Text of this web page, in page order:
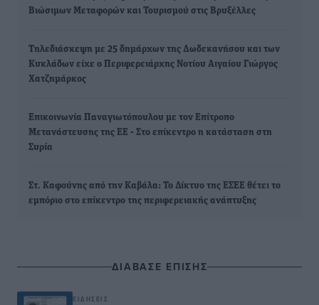
Βιώσιμων Μεταφορών και Τουρισμού στις Βρυξέλλες
Τηλεδιάσκεψη με 25 δημάρχων της Δωδεκανήσου και των
Κυκλάδων είχε ο Περιφερειάρχης Νοτίου Αιγαίου Γιώργος
Χατζημάρκος
Επικοινωνία Παναγιωτόπουλου με τον Επίτροπο
Μετανάστευσης της ΕΕ - Στο επίκεντρο η κατάσταση στη
Συρία
Στ. Καφούνης από την Καβάλα: Το Δίκτυο της ΕΣΕΕ θέτει το
εμπόριο στο επίκεντρο της περιφερειακής ανάπτυξης
ΔΙΑΒΑΣΕ ΕΠΙΣΗΣ
ΕΙΔΉΣΕΙΣ